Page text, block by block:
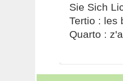
Sie Sich
Tertio : les
Quarto :